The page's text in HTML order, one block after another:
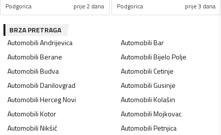
Podgorica prije 2 dana Podgorica prije 3 dana
BRZA PRETRAGA
AutomobiliAndrijevica AutomobiliBar
AutomobiliBerane AutomobiliBijelo Polje
AutomobiliBudva AutomobiliCetinje
AutomobiliDanilovgrad AutomobiliGusinje
AutomobiliHerceg Novi AutomobiliKolašin
AutomobiliKotor AutomobiliMojkovac
AutomobiliNikšić AutomobiliPetnjica